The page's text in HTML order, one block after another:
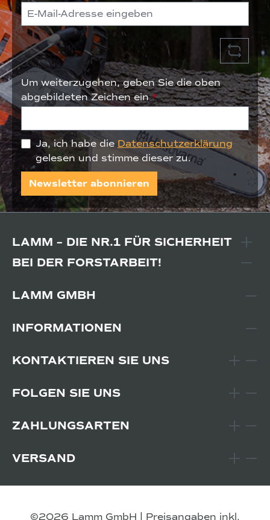
Um weiterzugehen, geben Sie die oben
abgebildeten Zeichen ein*
Ja, ich habe die Datenschutzerklärung
gelesen und stimme dieser zu.
Newsletter abonnieren
LAMM – DIE NR.1 FÜR SICHERHEIT
BEI DER FORSTARBEIT!
LAMM GMBH
INFORMATIONEN
KONTAKTIEREN SIE UNS
FOLGEN SIE UNS
ZAHLUNGSARTEN
VERSAND
©2026 Lamm GmbH | Preisangaben inkl.